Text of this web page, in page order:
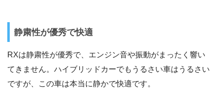
静粛性が優秀で快適
RXは静粛性が優秀で、エンジン音や振動がまったく響い
てきません。ハイブリッドカーでもうるさい車はうるさい
ですが、この車は本当に静かで快適です。